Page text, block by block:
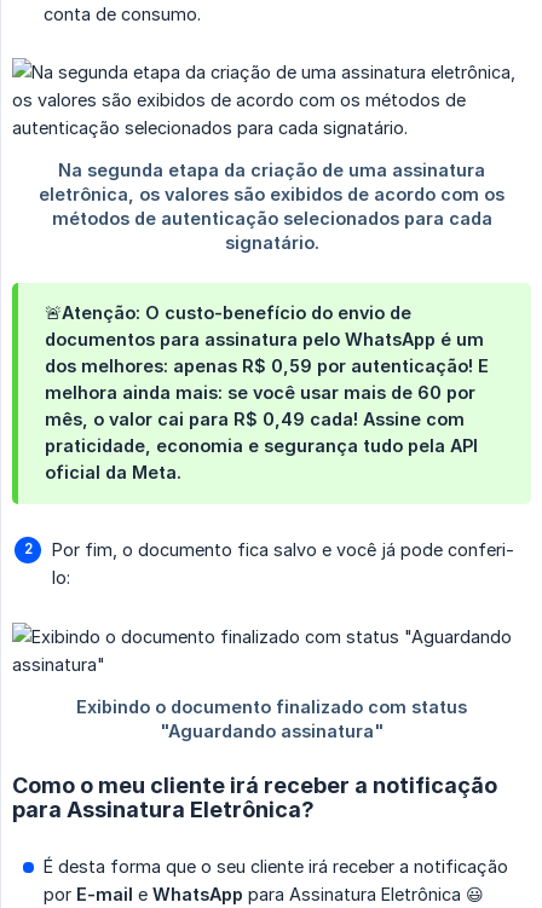
conta de consumo.
🚨Atenção: O custo-benefício do envio de
documentos para assinatura pelo WhatsApp é um
dos melhores: apenas R$ 0,59 por autenticação! E
melhora ainda mais: se você usar mais de 60 por
mês, o valor cai para R$ 0,49 cada! Assine com
praticidade, economia e segurança tudo pela API
oficial da Meta.
Por fim, o documento fica salvo e você já pode conferi-
lo:
Como o meu cliente irá receber a notificação
para Assinatura Eletrônica?
É desta forma que o seu cliente irá receber a notificação
por E-mail e WhatsApp para Assinatura Eletrônica 😃